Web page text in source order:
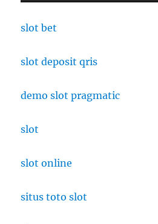
slot bet
slot deposit qris
demo slot pragmatic
slot
slot online
situs toto slot